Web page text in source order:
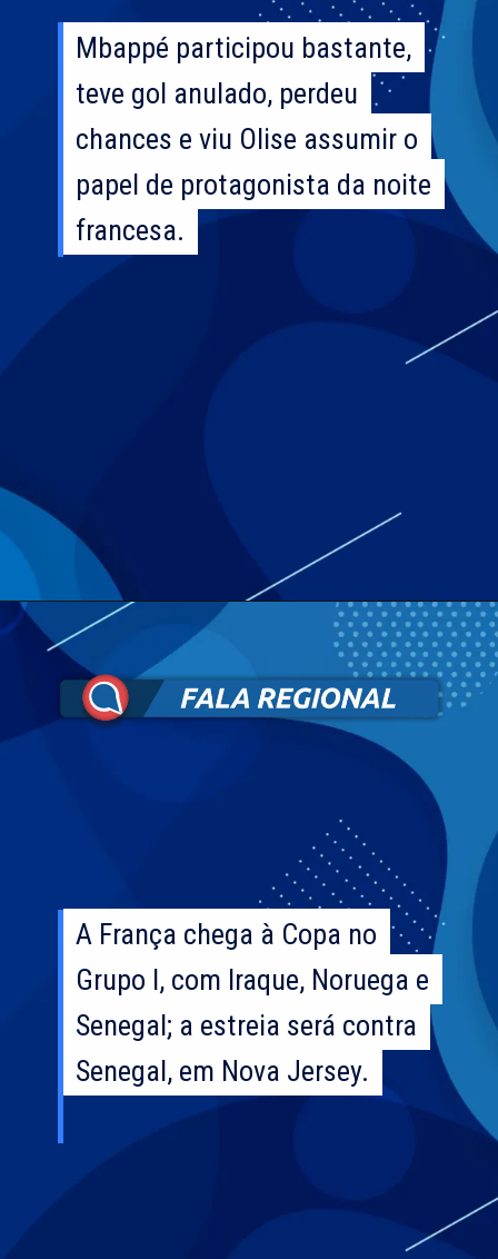
Mbappé participou bastante,
teve gol anulado, perdeu
chances e viu Olise assumir o
papel de protagonista da noite
francesa.
Mbappé participou bastante,
teve gol anulado, perdeu
chances e viu Olise assumir o
papel de protagonista da noite
francesa.
A França chega à Copa no
Grupo I, com Iraque, Noruega e
Senegal; a estreia será contra
Senegal, em Nova Jersey.
A França chega à Copa no
Grupo I, com Iraque, Noruega e
Senegal; a estreia será contra
Senegal, em Nova Jersey.